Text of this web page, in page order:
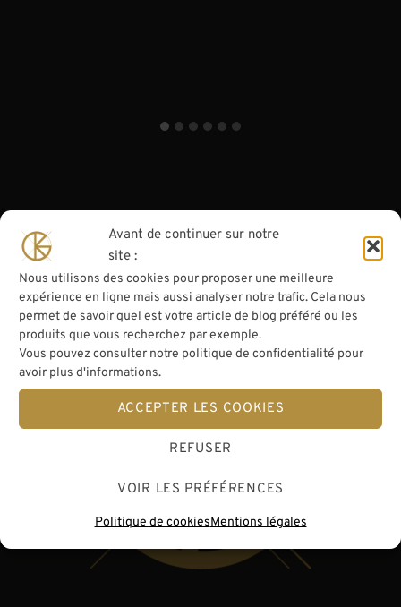
Avant de continuer sur notre
site :
Nous utilisons des cookies pour proposer une meilleure
expérience en ligne mais aussi analyser notre trafic. Cela nous
permet de savoir quel est votre article de blog préféré ou les
produits que vous recherchez par exemple.
Vous pouvez consulter notre politique de confidentialité pour
avoir plus d'informations.
ACCEPTER LES COOKIES
REFUSER
VOIR LES PRÉFÉRENCES
Politique de cookiesMentions légales